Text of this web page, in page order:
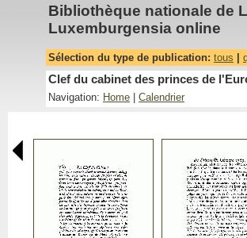
Bibliothèque nationale de
Luxemburgensia online
Sélection du type de publication: tous
Clef du cabinet des princes de
Navigation: Home Calendrier